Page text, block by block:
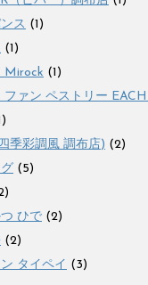
ス (1)
(1)
Mirock (1)
ファン ペストリー
季彩調風 調布店) (2)
(5)
ひで (2)
(2)
タイペイ (3)